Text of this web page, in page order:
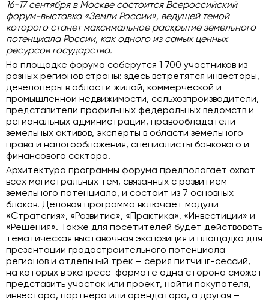
16-17 сентября в Москве состоится Всероссийский
форум-выставка «Земли России», ведущей темой
которого станет максимальное раскрытие земельного
потенциала России, как одного из самых ценных
ресурсов государства.
На площадке форума соберутся 1 700 участников из
разных регионов страны: здесь встретятся инвесторы,
девелоперы в области жилой, коммерческой и
промышленной недвижимости, сельхозпроизводители,
представители профильных федеральных ведомств и
региональных администраций, правообладатели
земельных активов, эксперты в области земельного
права и налогообложения, специалисты банкового и
финансового сектора.
Архитектура программы форума предполагает охват
всех магистральных тем, связанных с развитием
земельного потенциала, и состоит из 7 основных
блоков. Деловая программа включает модули
«Стратегия», «Развитие», «Практика», «Инвестиции» и
«Решения». Также для посетителей будет действовать
тематическая выставочная экспозиция и площадка для
презентаций градостроительного потенциала
регионов и отдельный трек – серия питчинг-сессий,
на которых в экспресс-формате одна сторона сможет
представить участок или проект, найти покупателя,
инвестора, партнера или арендатора, а другая –